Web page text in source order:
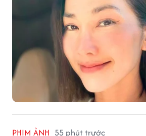
PHIM ẢNH 55 phút trước